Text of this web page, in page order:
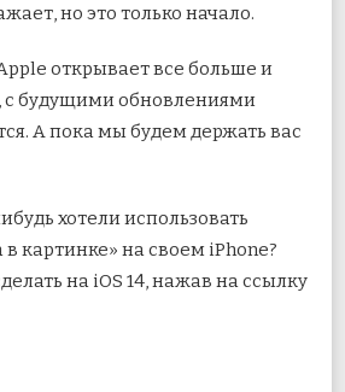
но это только начало.
открывает все больше и
с будущими обновлениями
А пока мы будем держать вас
хотели использовать
картинке» на своем iPhone?
на iOS 14, нажав на ссылку